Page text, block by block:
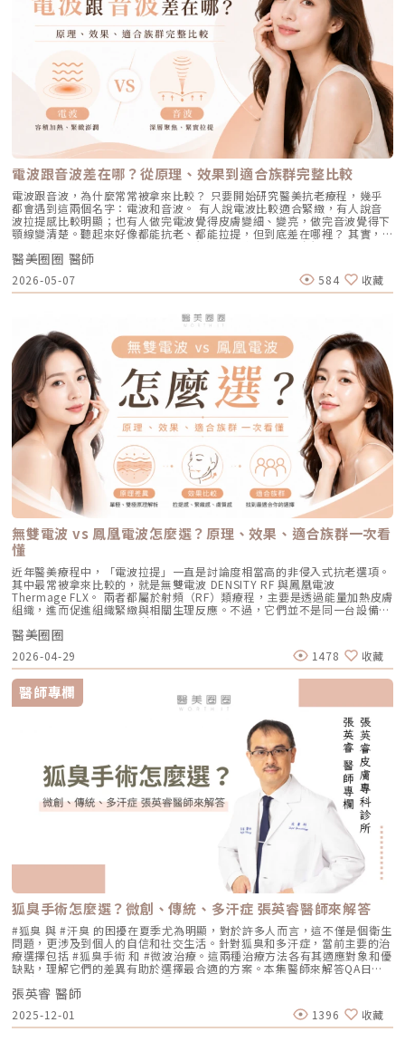
孕婦本身基於安全考量，雷射療程前仍須經醫師評估）。 滿臉油光、毛孔
粗大者：即使目前沒有嚴重的發炎痘痘，但深受「中東油田」困擾，希望從
根本減少出油量的人。 作息不正常、壓力型成人痘：針對因為熬夜、壓力
大導致賀爾蒙波動，進而反覆在下巴、兩頰爆發的成人痘，精準破壞皮脂腺
能有效阻斷復發。 深色肌膚患者：過去許多雷射（如脈衝光、某些淨膚雷
射）在深色肌膚上容易引發熱傷害或色素沉澱（反黑）。AviClear 的
1726nm 波長針對的是「油脂」而非「黑色素」，因此適用於 Fitzpatrick
膚色分類的 I 到 VI 型（包含極深色肌膚），安全性極高。AviClear 戰痘雷
射 常見 QA 總整理在決定進行療程前，大家心中難免還有一些疑問。我們
整理了討論度最高的幾個問題：Q1：打 AviClear 戰痘雷射會痛嗎？需要敷
麻藥嗎？A：疼痛度極低，多數患者甚至不需要敷麻藥！怕痛的人有福了！
AviClear 搭載了專利的「AviCool™ 藍寶石冷卻技術」，探頭在雷射擊發的
前、中、後都會持續為肌膚表面降溫。治療過程中，主要會感覺到探頭冰冰
涼涼的，伴隨輕微的溫熱感或是像被橡皮筋輕彈的感覺。相較於傳統雷射或
手工清粉刺的痛楚，整體舒適度大幅提升，輕鬆就能完成療程。Q2：我現
在正在吃口服 A 酸，可以打 AviClear 嗎？A：建議先與主治醫師討論。一
般來說，口服 A 酸會讓皮膚變得比較薄且脆弱。多數醫師會建議在停用口服
A 酸至少 1 到 3 個月後，讓皮膚屏障稍微恢復，再來進行雷射治療會比較
安全。Q3：如果我只有局部（例如下巴）長痘痘，可以只打局部嗎？A：通
常建議「全臉治療」效果最佳。皮脂腺是分佈在全臉的，雖然目前只有下巴
在發炎，但其他區域的皮脂腺可能也處於過度活躍的狀態。全臉均勻施打可
以達到整體控油、預防其他部位未來爆發的效果。當然，醫師在施打時，會
針對正在發炎的嚴重區域特別加強能量。Q4：三次療程結束後，一輩子都
幅萎縮皮脂腺，把出油量降到極低，讓長痘痘的機率降到最低。但人體是有
自我修復機制的，經過數年後，部分皮脂腺可能會慢慢恢復部分功能。此
外，極端的壓力、嚴重的賀爾蒙失調依然可能引發零星的痘痘。但整體來
說，膚況絕對會比治療前穩定非常多。許多人會選擇在 1 到 2 年後，將
AviClear 作為年度的「控油進廠保養」來施打一次。Q5：打完 AviClear 後
有修復期嗎？該怎麼保養？A：由於屬於「非侵入性」的安全療程，術後皮
膚最多只會有輕微的泛紅，通常在幾個小時到一天內就會自然消退，完全不
影響日常上班上課。術後的保養也非常簡單：只要做好「基礎保濕」與「確
實防曬」，並在術後一週內暫停使用美白、酸類或去角質等刺激性產品即
可。對於忙碌的現代人來說，是非常友善的午休醫美選擇。拿回肌膚的主導
權，抗痘不再是一場苦戰青春痘從來就不只是一個表面的皮膚問題，它更深
刻地牽動著個人的自信心與社交生活。過去，嚴重痘痘肌患者往往陷入兩
難：任憑痘痘反覆肆虐，或是無奈忍受口服藥物的強烈副作用。隨著 2026
年新一代抗痘武器AviClear 戰痘雷射（1726nm）問世，無疑為醫學美容界
與深受痘痘困擾的患者，提供了一個全新、安全且具備極長效性的無藥物解
答。它成功將抗痘戰場，從伴隨負擔的全身性藥物代謝，精準轉移至局部的
皮脂腺控制，從源頭阻斷致痘環境。如果你也厭倦了反覆擦藥、吃藥的無盡
輪迴，渴望重新擁有一張清爽、穩定、不易泛油光的健康臉龐，建議尋求專
業醫師進行完整的膚況評估。透過精準的雷射療程規劃，為自己預約一個遠
離痘疤與油光的全新未來！
應確實做好防曬（塗抹防曬乳或物理性遮蔽）。醫美療程如何精準對抗毛孔
粗大？如果你期待的是肉眼可見的改善幅度，相比起日常保養，專業的醫美
療程通常會是更直接且具效率的選擇之一。隨著醫美科技的不斷進步，針對
不同成因的毛孔問題都有相對應的解方！1. 溫和深層清潔：海菲秀
（HydraFacial）原理：屬於非侵入性的保養。利用專利的負壓水渦流技
術，溫和無痛地吸出毛孔深層的黑頭、白頭粉刺與多餘皮脂，同時導入高濃
度的保濕與抗氧化精華。適合誰：出油粉刺型毛孔、怕痛不敢打雷射、想作
為重要活動前的急救保養者。效果與特色：做完當下皮膚立刻感受到「會呼
吸」的潔淨感，毛孔因為髒污被清空並喝飽水，視覺上會立刻變得細緻，且
無恢復期。2. 光電雷射：皮秒雷射（搭配特殊透鏡）原理：皮秒雷射
（Pico Laser）是目前詢問度最高的縮毛孔療程。核心在於加上了「蜂巢透
鏡」或「聚焦透鏡」。這能在不破壞表皮的情況下，將雷射光束匯聚，在真
皮層產生「空泡效應（LIOB）」。這就像是在皮膚深層進行微小的破壞，
藉此喚醒肌膚的自癒機制，大量刺激膠原蛋白與彈力纖維新生，進而把毛孔
周圍的凹陷給「撐」起來。適合誰：輕中度的老化型毛孔、輕微淺層痘疤、
想同時改善膚色不均與暗沉的人。效果與特色：熱傷害小，術後通常只會紅
腫1~3天，幾乎不影響日常生活。是目前 CP 值極高的定期保養型雷射。3.
重度凹洞救星：UP雷射原理：如果是屬於嚴重的「疤痕/凹洞型毛孔」，皮
秒雷射可能不夠力，這時候就需要汽化型雷射上場。例如 UP雷射
（UltraPulse），它能將能量精準且極深地打入真皮層甚至皮下組織，切斷
硬化的纖維化疤痕組織，進行深層的肌膚重建。適合誰：嚴重的冰鑿型痘
疤、嚴重凹洞型毛孔粗大。效果與特色：效果非常強大且顯著，但相對的
「破壞力」也強。術後會有明顯的點狀結痂、流組織液，恢復期較長（約需
波 Exion、無限電波 Potenza）原理：結合了「微針」與「電波（RF）」
雙重優勢。透過極細的微針穿透表皮，在到達真皮層特定深度時瞬間釋放電
波熱能。這不僅能刺激膠原蛋白與彈力蛋白重組（改善老化型毛孔），微針
的物理性破壞與電波熱能，還能破壞過度活躍的皮脂腺（改善出油型毛
孔）。適合誰：混合型毛孔（又油又鬆弛）、肝斑體質不適合打高能量雷射
者、想全面提升膚質緊緻度的人。效果與特色：因為熱能在皮膚深層釋放，
表皮的熱傷害極小，退紅快（通常隔天即可上妝）。對於膚質的「整體優
化」有非常亮眼的表現。5. 物理性微創重建：得美微針筆（Dermapen）原
理：透過儀器上極細微的針頭，在肌膚表層每秒創造出1,920的微小穿刺通
道。這種「微破壞」能直接啟動肌膚天然的傷口癒合機制，刺激膠原蛋白與
彈力蛋白增生。更棒的是，這些微通道能像海綿一樣，大幅提升後續保養精
華（如生長因子、高濃度玻尿酸）的吸收率，達到加乘的養膚效果。適合族
群：老化型毛孔、淺層凹洞型毛孔、膚質粗糙者，以及對部分能量型療程較
為敏感、希望降低反黑風險的族群（實際仍需由醫師評估）。效果與特色：
因為沒有雷射或電波的「熱傷害」，所以術後照顧相對簡單，反黑機率極
低。做完後通常會有 1~3 天的微泛紅，能溫和改善膚質與毛孔細緻度的新
興療程。醫美療程怎麼選？重點大評比為了讓你更清楚怎麼挑選，我們整理
了五大主力療程的比較表：療程後的關鍵：醫美術後保養黃金法則許多人投
入療程本身，卻忽略術後照護的重要性，可能影響修復效果，甚至增加色素
沉澱風險。掌握以下三大原則，有助於穩定膚況並延續療程效果：1. 加強保
濕修護雷射或電波療程後，肌膚屏障暫時較為脆弱，容易出現乾燥與水分流
失。建議選擇成分單純、無香精與酒精的保濕與修護產品（如玻尿酸、神經
醯胺），協助維持肌膚修復所需的穩定環境。2. 落實防曬措施術後肌膚對紫
外線較為敏感，建議使用足夠防曬係數（如 SPF30–50 以上），並搭配帽
子、陽傘等物理性防曬，以降低色素沉澱的風險。3. 避免刺激性保養於恢復
期間內，應暫停使用酸類（如果酸、水楊酸）、A醇、去角質及高刺激性美
白產品。實際恢復時間會依療程種類與個人膚況不同，建議依照醫師指示逐
步恢復日常保養。毛孔粗大常見問題Q&A Q1：做完醫美，毛孔就可以「完
全消失」嗎？ 這是不切實際的期望喔！毛孔是皮膚正常的生理結構，不可
能完全消失不見。醫美療程的目標是讓變大、變形毛孔「縮小、變淺」，讓
肌膚在視覺上達到平滑、細緻的效果，也就是俗稱的「水煮蛋肌」狀態。
Q2：打雷射縮毛孔，皮膚會不會越打越薄？ 正確的雷射治療不但不會讓皮
膚變薄，反而會因為刺激真皮層膠原蛋白新生，讓肌膚變得更厚實、更有彈
性！但前提是「間隔時間要充足」且「能量掌控得當」，過度頻繁的施打才
有可能破壞皮膚屏障。Q3：改善毛孔粗大，通常需要打幾次才有效？ 醫美
不是變魔術，通常需要一個「療程」的規劃。以皮秒雷射或微針電波為例，
通常會建議進行 3~5 次（每次間隔約 4~6 週）為一個完整療程。不過，多
數人在第 2 次治療後，就會感覺到上妝變得服貼、出油量減少的明顯變化
了。Q4：我是容易泛紅的敏感肌或酒糟肌，也能做醫美縮毛孔嗎？需經醫
師審慎評估。敏感肌或酒糟肌因皮膚屏障較脆弱，若在發炎尚未穩定的情況
下進行高能量雷射，可能增加泛紅加劇或刺激反應的風險。因此治療重點通
常會先放在「穩定膚況與降低發炎反應」，並依個別狀況調整可能的誘發因
素。待肌膚穩定後，再由醫師評估選擇較溫和的療程，例如微針類療程或能
量可精準控制的微針電波，以循序漸進方式改善毛孔粗大與膚質細緻度。
Q5：我平常有在擦酸類或A醇縮毛孔，做醫美前後需要停用嗎？建議暫停使
用，但實際時間需依療程種類與個人膚況調整。酸類（如果酸、水楊酸）與
A醇會促進角質代謝，可能在療程前後增加肌膚敏感度，使刺激反應（如泛
紅、乾燥）加劇，並提高色素沉澱的風險。一般常見建議為：療程前約3–7
天暫停使用，術後約1–2週再視肌膚修復狀況逐步恢復。但實際仍應依醫師
評估為準。在停用期間，建議以溫和清潔、加強保濕與修護（如玻尿酸、神
經醯胺等），並落實防曬措施，協助肌膚穩定修復。擺脫毛孔焦慮，找回平
滑自信肌對抗毛孔粗大是一場長期抗戰，它需要你改變不良的生活習慣、建
立正確的居家保養觀念，並適時借助醫美科技的強大力量來突破瓶頸。現在
的醫美技術已經能為各種膚況提供客製化的解決方案，如果不確定自己到底
是屬於哪一種毛孔類型，或者不知道該從哪一個療程下手，建議直接安排時
間到專業的醫美診所進行諮詢。透過醫師的專業評估，甚至搭配高階的肌膚
檢測儀器，才能為你規劃出最精準、最不走冤枉路的縮毛孔計畫！★溫馨提
人以為斑點只是「曬太陽造成的色塊」，但實際上臉上的每一顆斑，都可能
有不同來源。色素形成的原因多元，深度位置也不相同，因此在治療上自然
不能以單一方式應對。常見的斑點來源包括：一、紫外線長期累積的影響日
曬會刺激黑色素細胞活躍，形成曬斑、雀斑或不均勻暗沉。二、基因與體質
因素有些人天生黑色素細胞較敏感，斑點更容易在年輕時就出現。三、荷爾
蒙波動包含懷孕、避孕藥、壓力、作息不穩等，都可能使色素活躍，例如熟
知的肝斑。四、發炎後色素沉澱（PIH）痘痘、皮膚受傷、過度刺激後，都
可能留下深淺不一的色沉。以上原因造成斑點呈現不同的「深度」「密度」
與「分布」，也使除斑變得不再只是把黑色素擊散這麼簡單。只要能量不
足，改善有限；能量過強，又可能刺激皮膚，造成修復期延長、色素反應，
甚至讓斑點反覆出現。也因為色素問題本身複雜，傳統除斑療程才會讓人覺
得「效果不一定穩定」。要真正提高治療的成功率，關鍵就在於是否能更精
準、穩定地處理不同深度的黑色素，同時降低熱傷害。什麼是 Reepot AI時
光雷射？從技術重新理解除斑Reepot AI時光雷射是一款以 532 nm 綠光為
基礎，並結合 AI 影像分析的智慧型色素雷射，已通過美國 FDA、韓國
KFDA 與台灣 TFDA 核可。它的設計目的，是讓除斑治療更精準、更安全，
也更符合亞洲膚質對低熱傷害的需求。透過AI智慧影像掃描技術，系統能先
辨識斑點的深度與分布，使能量設定更具科學依據。在治療作用上，
Reepot 搭載超低溫冷卻機制，能在能量擊發的同時以低溫保護皮膚，降低
紅腫與熱刺激。其能量原理以機械式震動分散黑色素為主，而非單純依賴高
熱破壞，因此對周邊組織更溫和。簡單來說，它讓除斑從過去較不穩定的模
式，提升為更可控、恢復期更短的療程設計。Reepot 三大核心技術：讓除
斑更精準、安全、穩定在眾多除斑雷射中，Reepot 之所以被視為新一代的
術，不只是把能量打在斑點上，而是以更科學、更安全的方式處理色素問
題。AutoDerm 智慧影像分析系統在正式治療前，系統會先掃描肌膚，辨識
每一處斑點的分布、深度與範圍。這讓醫師不再只依賴肉眼判斷，而是能透
過影像資訊調整能量，讓治療更客製化、也更一致。對於斑點多、深淺不一
或分布不規則的人來說，這項技術能有效提升治療的精準度。CPTL 超冷卻
保護除斑過程中最令人擔心的副作用之一，就是因熱能過高造成紅腫、脫
皮，甚至反黑。CPTL 的作用是在雷射擊發的同時迅速降溫，使肌膚保持在
低溫狀態，避免熱能向周圍擴散。皮膚被冷保護包覆後，不僅治療時更舒
適，也能減少後續的發炎反應，讓整體修復期縮短許多。VSLS色素冷剝離
技術在 532 奈米波長下，Reepot 的能量並非以高熱燒灼黑色素，而是以機
械式的震動作用使色素顆粒鬆動、分離，再交由身體自然代謝。這項機制能
同時保護真皮層的血管結構，減少對健康組織的影響，讓整個治療更溫和，
也降低出現過度刺激或色素反應的可能性。透過這三項核心技術的搭配，
Reepot 不只是單純「把斑點打掉」，而是以更安全、更穩定的方式改善色
素問題，也更符合現代人對於恢復期短、風險低的期待。Reepot 為何能將
斑點一撕即除？人工皮代謝讓改善更有感為什麼 Reepot 能做到治療後「撕
除人工皮時同步帶走斑點」？這與它的能量作用與術後設計密切相關。
Reepot 透過 532 nm 能量搭配冷剝離技術，使表層黑色素逐漸被帶向角質
層；治療後覆蓋的人工皮則提供穩定、封閉式的修復環境，讓色素在代謝期
間被更完整地固定在表皮。當人工皮在回診時由專業人員取下，老化角質連
同部分色素會一併脫落，因此能呈現出「一撕即除」的改善效果。以冷卻保
護與機械式震動相結合的方式，讓斑點代謝更有感，也讓治療成果更直觀。
誰適合做 Reepot？讓你一眼就能找到自己的定位Reepot 特別適合以下肌
膚需求： 曬斑、雀斑、老人斑、顴骨母斑 膚色暗沉不均，看起來不夠乾淨
做過除斑，但怕反黑、怕紅腫 希望治療後恢復期短、隔天能上班 膚質偏薄
或偏敏感，不敢嘗試侵略性太高的治療Reepot AI時光雷射的效果：一次能
改善什麼？以下為臨床上常見改善情況（效果因個人皮膚而異）： 斑點淡
化明顯 膚色提亮、均勻度提升 老人斑變淡、邊界變柔和 妝感變乾淨，妝更
貼更亮 肌膚質地有細緻感Reepot 術後恢復期與照護指南Reepot 最大優勢
之一就是修復期短。常見反應淡淡泛紅：1–3 天斑點結痂／色素加深：3–7
天代謝期：1–2 週術前事項1. 治療部位若有傷口、感染或過敏發炎需等肌膚
恢復後再施作。2. 有心律調節器、光敏感或慢性疾病者需由醫師評估安全
性。3. 孕婦、哺乳者與近期使用光敏藥物者不建議進行光電療程。4. 三個
月內做過深層換膚或磨皮者需與醫師確認治療時機。5. 術前請避免日曬並停
止酸類、去角質與刺激性保養品。這些都有助於減少反黑。術後照護1. 人工
皮需連續貼著約 14 天且不可自行撕除。2. 若人工皮翹起或濕潤可加貼更大
片人工皮加強固定。3. 術後兩週內避免三溫暖、蒸氣、劇烈流汗與飲酒。4.
請按時回診由專業人員移除人工皮並檢查膚況。5. 如出現紅腫、刺癢或滲出
應立即聯絡診所處理。6. 色素代謝期間避免使用磨砂、卸妝棉與去角質產
品。7. 修復期需加強保濕並確實做好防曬。Reepot 的優勢到底在哪？與傳
準 舒適度 熱感明顯，需敷麻 即時冷卻系統，可不需敷麻 反黑風險 較高 較
理多種斑點 療程次數 修復期 可能需多次，修復期較長 單次有感改善、修復
期更短 適合性 適合多數色斑但風險略高 適合希望快速、低風險改善的族群
Reepot AI時光雷射禁忌症以下情況在接受 Reepot 治療時需特別注意，需
由醫療人員審慎評估：1. 具有光敏感體質或正在使用感光藥物者若皮膚對光
線反應特別強烈，或正在使用會增加光敏性的藥物，治療後發生刺激或色素
反應的風險較高。2. 三個月內曾使用口服 A 酸A 酸會影響皮膚角質更新與
修復速度，使治療後的反應加劇，因此仿單建議需完全停藥至少三個月。3.
最近三到六個月內接受過填補注射包括玻尿酸、洢蓮絲、舒顏萃等填充劑，
為避免能量影響填充物穩定性，需由醫療人員評估治療時機。4. 三個月內接
受過磨皮或其他侵入性治療若表皮尚未完全恢復，過早進行雷射可能造成過
度刺激或延長恢復期。5. 懷孕與哺乳期間仿單中明確列為需避免的狀況，主
要基於安全性與荷爾蒙變動的不確定性雖然非侵入性，但仍建議暫緩治療。
電波跟音波差在哪？從原理、效果到適合族群完整比較
電波跟音波，為什麼常常被拿來比較？ 只要開始研究醫美抗老療程，幾乎
都會遇到這兩個名字：電波和音波。 有人說電波比較適合緊緻，有人說音
波拉提感比較明顯；也有人做完電波覺得皮膚變細、變亮，做完音波覺得下
顎線變清楚。聽起來好像都能抗老、都能拉提，但到底差在哪裡？ 其實，
電波和音波最大的差別，不是「哪一個比較厲害」，而是它們使用的能量不
同、作用的層次不同，適合處理的老化問題也不同。 簡單來說： 電波偏向
改善皮膚的鬆、細紋、膚質與緊緻度。 音波偏向改善輪廓的垂、嘴邊肉、
下顎線與深層支撐。 例如：如果把臉比喻成一棟房子，電波比較像是在整
理牆面，讓表面變得更平整、更緊；音波則比較像是在加強地基與支撐結
拉提使用的是 RF 射頻能量。RF 是 Radiofrequency 的縮寫。原理是透過
射頻能量在皮膚組織中產生熱能，讓膠原蛋白受熱收縮，並啟動後續的膠原
蛋白新生與重組。很多人一聽到「加熱」會覺得很抽象，電波不是只打一個
點，而是讓一段皮膚組織被均勻加熱。當皮膚裡的膠原纖維遇到適當熱能，
就像鬆掉的彈力網被重新收緊，視覺上會有比較緊、平整的感覺。所以電波
常見的效果感受包括：皮膚變緊、細紋變淡、毛孔視覺變細緻、臉部鬆弛感
改善、膚質變得比較平滑。也因為電波比較強調「皮膚緊緻」和「膚質改
善」，所以如果困擾的是臉看起來鬆鬆的、眼周或嘴邊有細紋、臉頰摸起來
不夠緊實，電波通常會是可以評估的方向。但要注意，電波不是做完就立刻
變成另一張臉。效果通常會分成兩個階段：一部分人會先感覺皮膚有收緊
感，後續則會隨著膠原蛋白慢慢新生，讓緊緻度逐漸出現。音波是什麼？重
點在聚焦超音波與深層拉提音波拉提使用的是 聚焦式超音波能量，常見名
稱包含 HIFU、MFU 或 MFU-V。它的特色是可以把能量聚焦到皮膚深層，形
成一個個熱凝結點，刺激組織收縮與膠原蛋白新生。部分音波療程可透過不
同深度探頭，將能量作用到接近深層支撐結構的位置，例如常被討論的
SMAS 筋膜層。SMAS 是臉部支撐結構的一部分，傳統拉皮手術也會處理這
個層次。音波的概念，就是透過非侵入式方式，把能量送到較深層的支撐結
構，幫助輪廓往上拉。所以音波常見的效果感受包括：下顎線變清楚、嘴邊
肉改善、臉部線條變順、雙下巴或下半臉鬆垂感變少。如果你的困擾不是細
紋，而是「臉往下掉」、「輪廓線越來越模糊」、「拍照時下半臉變重」，
音波通常會比電波更貼近你的需求。不過音波也不是越深越好、越痛越有
效。不同部位需要不同探頭、不同深度與不同發數，醫師必須依照臉型、脂
肪厚度、骨架與皮膚狀況去規劃。打錯層次、能量過高或發數不合適，都可
能影響效果與安全性。電波、音波、傳統拉皮手術差異表 項目 電波拉提 音
波拉提 傳統拉皮手術 療程原理 使用RF射頻能量，透過熱能刺激膠原蛋白收
縮與新生 使用聚焦式超音波能量，將熱能聚焦到特定深度，刺激組織收縮
與膠原蛋白新生 透過外科手術方式，移除多餘皮膚，並重新拉提、固定鬆
弛組織 作用方向 偏向皮膚緊緻、細紋、膚質與鬆弛感改善 偏向深層支撐、
輪廓拉提、下顎線與嘴邊肉改善 偏向明顯鬆弛、下垂組織與多餘皮膚的結
構性改善 常見作用層次 真皮層、皮下組織，依儀器與能量設定不同 真皮
層、皮下組織、筋膜層等不同深度，依探頭與機型不同 皮膚、皮下組織、
SMAS筋膜層等，依手術方式不同 適合部位 臉部、眼周、下顎線、頸部、身
肉、下顎線模糊、臉部下垂感 改善明顯鬆弛、下垂與多餘皮膚，拉提幅度
通常較明顯 適合對象 皮膚開始鬆、細紋變多、毛孔或膚質變粗、想讓臉看
起來更緊緻的人 輪廓開始下垂、嘴邊肉明顯、下顎線不清楚、下半臉變重
型、能量與個人耐受度，可能不需麻醉或搭配舒緩方式 通常需要局部麻
上，依手術範圍與複雜度不同 修復期 多數人修復期短，可能有暫時泛紅、
長，可能有腫脹、瘀青、傷口照護與拆線需求 效果出現時間 部分人術後先
有緊實感，完整效果通常隨膠原蛋白新生逐漸出現 部分人術後有緊繃感，
拉提效果通常會在數週至數月逐漸明顯 術後消腫後逐漸看出效果，完整自
然度需等待恢復期 維持時間 約1年至1年半以上，依個人體質、老化速度與
保養而定 約1年至1年半以上，依個人體質、發數、能量與保養而定 通常可
維持數年，但仍會隨年齡與老化速度改變 優點 非侵入式、修復期短、膚質
與緊緻感改善自然 非侵入式、修復期短、對輪廓線與深層支撐較有針對性
拉提幅度通常較明顯，適合較嚴重鬆弛者 限制 對非常明顯的下垂或多餘皮
膚，改善幅度有限 對膚質、毛孔、細紋的改善不一定比電波明顯 需開刀、
強，要問哪個適合你很多人會問：「電波跟音波哪個效果比較好？」但這個
問題其實很容易問錯方向。因為電波和音波不是同一種東西，它們就像健身
醫美圈圈 醫師
2026-05-07 584 收藏
無雙電波 vs 鳳凰電波怎麼選？原理、效果、適合族群一次看
懂
近年醫美療程中，「電波拉提」一直是討論度相當高的非侵入式抗老選項。
其中最常被拿來比較的，就是無雙電波 DENSITY RF 與鳳凰電波
Thermage FLX。 兩者都屬於射頻（RF）類療程，主要是透過能量加熱皮膚
組織，進而促進組織緊緻與相關生理反應。不過，它們並不是同一台設備，
也不只是名稱不同而已。 簡單來說： 鳳凰電波較常被用於輪廓緊緻與拉提
需求，屬於單極射頻應用的代表療程； 無雙電波則為結合單極與雙極射頻
的複合式電波療程，常被用於同時兼顧緊緻與膚質改善。 根據原廠資料，
Thermage 為非侵入式射頻療程，可應用於肌膚緊緻與平滑需求；而
DENSITY 則採用單極與雙極射頻能量，可作用於不同皮膚層次。 這也是為
什麼許多人在選擇療程時會產生疑問： 我需要的是「輪廓拉提」，還是
「膚質細緻」？ 我適合鳳凰電波，還是無雙電波？ 兩者是否可以搭配施
作？ 以下將用較好理解的方式，帶你一次釐清兩者差異。什麼是鳳凰電波
Thermage FLX？鳳凰電波的正式名稱是 Thermage FLX，為台灣索塔
SoltaTaiwan Limited旗下的射頻設備。根據台灣原廠資料，Thermage
FLX 採用單極電容耦合射頻技術。所謂「電容耦合」，簡單來說就是能量透
過皮膚表面傳導進入皮膚內部，無需破壞皮膚結構。它的特色是「單極電
波」。是能將熱能傳遞到較深層的皮膚組織，形成較廣泛的容積式加熱。一
般民眾常聽到的「電波拉提」、「緊緻輪廓」、「改善鬆弛」，多半就是從
這類療程概念延伸而來。由於屬於非侵入式，不需要手術或注射，且通常恢
復期較短；效果可能在療程後逐漸顯現，並隨著時間持續變化。鳳凰電波適
合施打族群鳳凰電波比較常被期待用在以下需求： 臉部鬆弛感 下顎線不清
楚 嘴邊肉或輪廓線變模糊 眼周細紋與鬆弛 身體局部肌膚鬆弛 常被作為年度
型保養選項之一不過要特別注意，任何非侵入式儀器療程都不是拉皮手術，
也不是填充療程。它比較適合用來改善輕度到中度鬆弛，若已經有明顯皮膚
下垂、脂肪位移或組織支撐不足，仍需要由專業醫師評估是否需搭配其他療
程。什麼是DENSITY RF無雙電波 ？無雙電波的英文名稱為 DENSITY，由
Jeisys Medical 推出。根據 DENSITY 官方資料，這套系統使用單極與雙極
高頻能量，可將能量傳遞到淺層與深層皮膚組織。它和傳統單一電波不同的
地方，在於它主打「單極 + 雙極」的複合式能量設計。單極偏向較深層作
用，雙極則偏向較表層、較集中，因此在療程定位上，無雙電波常被形容為
兼顧： 深層緊緻 淺層膚質 細紋改善 毛孔與光澤感 整體肌膚精緻度
DENSITY 採用 sequential monopolar + bipolar RF，也就是序列式單極
與雙極射頻能量，並搭配冷卻與即時阻抗校準等設計。無雙電波適合施打族
群無雙電波常被期待用在以下族群： 臉沒有嚴重鬆弛，但開始覺得輪廓不
夠緊 膚質變粗、毛孔變明顯 乾燥細紋、光澤感下降 想做電波，但怕疼痛感
太強 想要自然型、精緻型保養 希望同時處理緊緻與膚質所以如果說鳳凰電
波比較偏「輪廓拉提主力」，無雙電波就比較像「緊緻 + 膚質管理」的複合
醫美圈圈
2026-04-29 1478 收藏
醫師專欄
狐臭手術怎麼選？微創、傳統、多汗症 張英睿醫師來解答
#狐臭 與 #汗臭 的困擾在夏季尤為明顯，對於許多人而言，這不僅是個衛生
問題，更涉及到個人的自信和社交生活。針對狐臭和多汗症，當前主要的治
療選擇包括 #狐臭手術 和 #微波治療。這兩種治療方法各有其適應對象和優
缺點，理解它們的差異有助於選擇最合適的方案。本集醫師來解答QA日常
生活中該如何減少體味產生？重點摘要：00:00 開場00:05 微創旋轉刮刀狐
臭手術與傳統狐臭手術法之比較00:40 狐臭手術治療效果如何？01:55 狐臭
和多汗我都有，但我能使用狐臭手術嗎？02:33 狐臭治療建議幾歲開始做？
03:08 微波治療後汗水會跑到其他部位嗎？04:21 日常生活中該如何減少體
味產生？張英睿皮膚專科診所官網 : http://www.skinbook.com.tw/張英
張英睿 醫師
2025-12-01 1396 收藏